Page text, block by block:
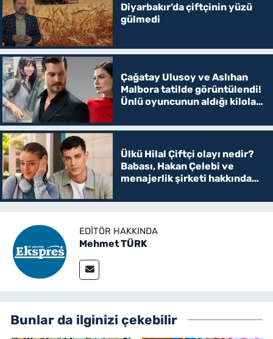
Diyarbakır’da çiftçinin yüzü
gülmedi
Çağatay Ulusoy ve Aslıhan
Malbora tatilde görüntülendi!
Ünlü oyuncunun aldığı kilolar
Ülkü Hilal Çiftçi olayı nedir?
Babası, Hakan Çelebi ve
menajerlik şirketi hakkında
EDITÖR HAKKINDA
Mehmet TÜRK
Bunlar da ilginizi çekebilir